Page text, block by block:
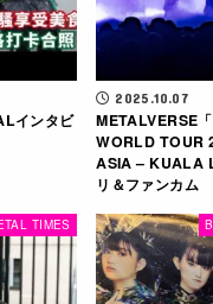
インタビ
2025.10.07
METALVERSE
WORLD TOUR
ASIA – KUALA
リ＆ファンカム
TIMES